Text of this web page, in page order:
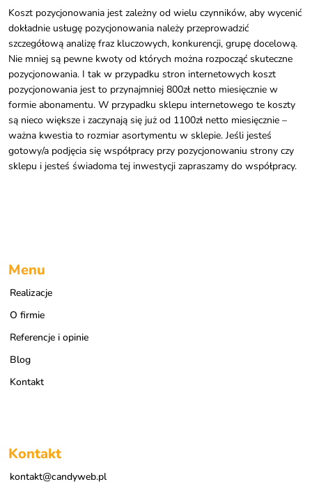
Koszt pozycjonowania jest zależny od wielu czynników, aby wycenić
dokładnie usługę pozycjonowania należy przeprowadzić
szczegółową analizę fraz kluczowych, konkurencji, grupę docelową.
Nie mniej są pewne kwoty od których można rozpocząć skuteczne
pozycjonowania. I tak w przypadku stron internetowych koszt
pozycjonowania jest to przynajmniej 800zł netto miesięcznie w
formie abonamentu. W przypadku sklepu internetowego te koszty
są nieco większe i zaczynają się już od 1100zł netto miesięcznie –
ważna kwestia to rozmiar asortymentu w sklepie. Jeśli jesteś
gotowy/a podjęcia się współpracy przy pozycjonowaniu strony czy
sklepu i jesteś świadoma tej inwestycji zapraszamy do współpracy.
Menu
Realizacje
O firmie
Referencje i opinie
Blog
Kontakt
Kontakt
kontakt@candyweb.pl